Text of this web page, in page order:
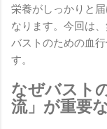
栄養がしっかりと
なります。今回は
バストのための血
す。
なぜバスト
流」が重要